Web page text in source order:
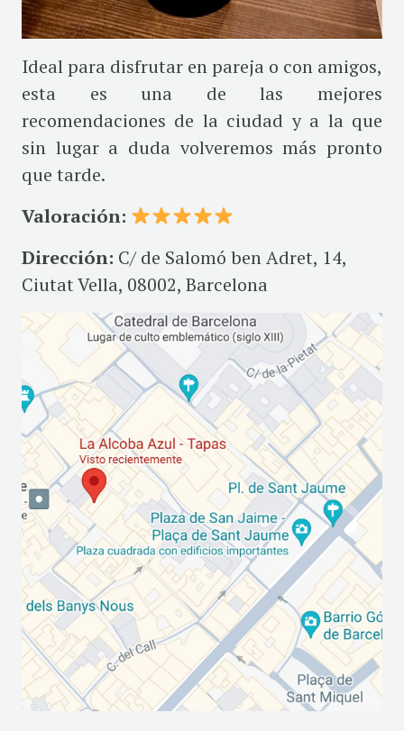
Ideal para disfrutar en pareja o con amigos,
esta es una de las mejores
recomendaciones de la ciudad y a la que
sin lugar a duda volveremos más pronto
que tarde.
Valoración:
Dirección: C/ de Salomó ben Adret, 14,
Ciutat Vella, 08002, Barcelona